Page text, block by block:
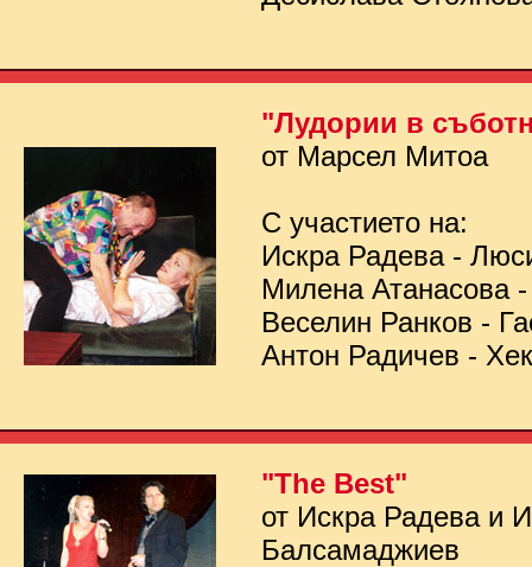
"Лудории в
от Марсел Митоа
С участието на:
Искра Радева -
Милена Атанасова
Веселин Ранков -
Антон Радичев -
"The Best"
от Искра Радева и
Балсамаджиев